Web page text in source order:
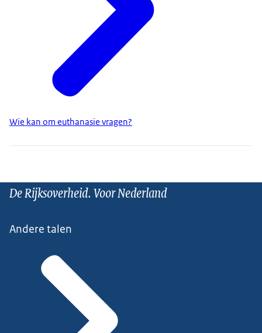
Wie kan om euthanasie vragen?
De Rijksoverheid. Voor Nederland
Andere talen